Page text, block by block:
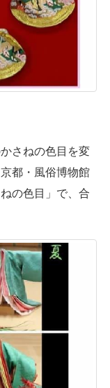
さねの色目を変
都・風俗博物館
の色目」で、合